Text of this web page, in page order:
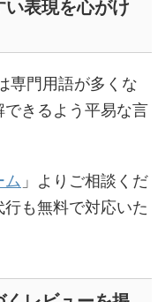
表現を心がけ
専門用語が多くな
できるよう平易な言
ム 」よりご相談くだ
も無料で対応いた